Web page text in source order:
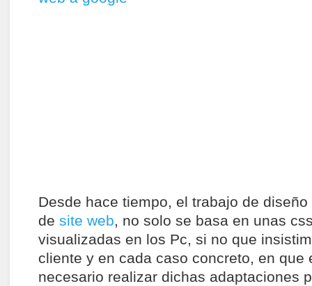
Desde hace tiempo, el trabajo de
de site web, no solo se basa en unas
visualizadas en los Pc, si no que
cliente y en cada caso concreto, en que
necesario realizar dichas adaptaciones